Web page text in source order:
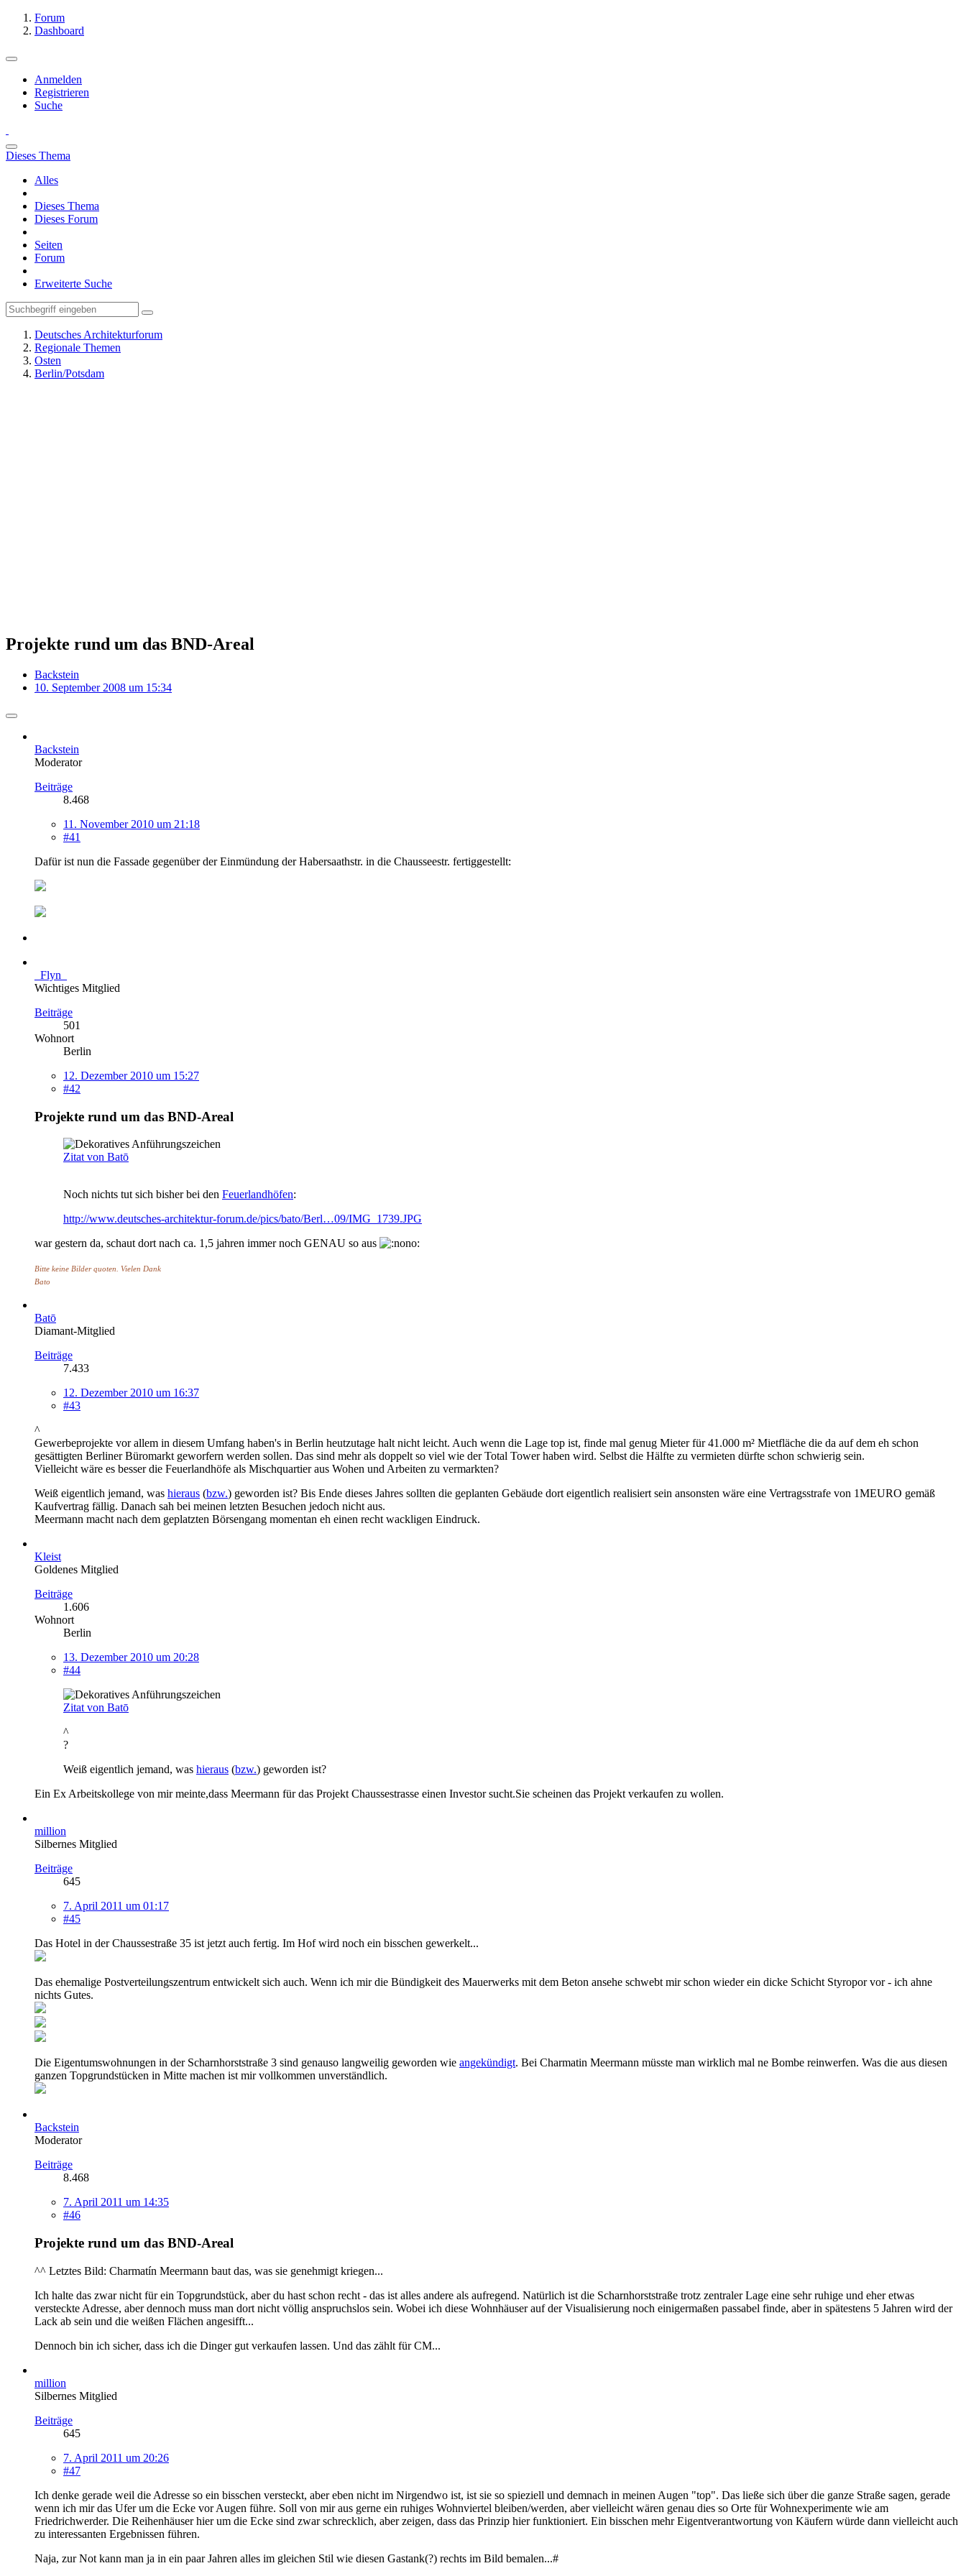
Forum
Dashboard
Anmelden
Registrieren
Suche
Dieses Thema
Alles
Dieses Thema
Dieses Forum
Seiten
Forum
Erweiterte Suche
Deutsches Architekturforum
Regionale Themen
Osten
Berlin/Potsdam
Projekte rund um das BND-Areal
Backstein
10. September 2008 um 15:34
Backstein
Moderator
Beiträge
8.468
11. November 2010 um 21:18
#41
Dafür ist nun die Fassade gegenüber der Einmündung der Habersaathstr. in die Chausseestr. fertiggestellt:
_Flyn_
Wichtiges Mitglied
Beiträge
501
Wohnort
Berlin
12. Dezember 2010 um 15:27
#42
Projekte rund um das BND-Areal
Zitat von Batō
Noch nichts tut sich bisher bei den Feuerlandhöfen:
http://www.deutsches-architektur-forum.de/pics/bato/Berl…09/IMG_1739.JPG
war gestern da, schaut dort nach ca. 1,5 jahren immer noch GENAU so aus
Bitte keine Bilder quoten. Vielen Dank
Bato
Batō
Diamant-Mitglied
Beiträge
7.433
12. Dezember 2010 um 16:37
#43
^
Gewerbeprojekte vor allem in diesem Umfang haben's in Berlin heutzutage halt nicht leicht. Auch wenn die Lage top ist, finde mal genug Mieter für 41.000 m² Mietfläche die da auf dem eh schon
gesättigten Berliner Büromarkt geworfern werden sollen. Das sind mehr als doppelt so viel wie der Total Tower haben wird. Selbst die Hälfte zu vermieten dürfte schon schwierig sein.
Vielleicht wäre es besser die Feuerlandhöfe als Mischquartier aus Wohen und Arbeiten zu vermarkten?
Weiß eigentlich jemand, was hieraus (bzw.) geworden ist? Bis Ende dieses Jahres sollten die geplanten Gebäude dort eigentlich realisiert sein ansonsten wäre eine Vertragsstrafe von 1MEURO gemäß
Kaufvertrag fällig. Danach sah bei meinen letzten Besuchen jedoch nicht aus.
Meermann macht nach dem geplatzten Börsengang momentan eh einen recht wackligen Eindruck.
Kleist
Goldenes Mitglied
Beiträge
1.606
Wohnort
Berlin
13. Dezember 2010 um 20:28
#44
Zitat von Batō
^
?
Weiß eigentlich jemand, was hieraus (bzw.) geworden ist?
Ein Ex Arbeitskollege von mir meinte,dass Meermann für das Projekt Chaussestrasse einen Investor sucht.Sie scheinen das Projekt verkaufen zu wollen.
million
Silbernes Mitglied
Beiträge
645
7. April 2011 um 01:17
#45
Das Hotel in der Chaussestraße 35 ist jetzt auch fertig. Im Hof wird noch ein bisschen gewerkelt...
Das ehemalige Postverteilungszentrum entwickelt sich auch. Wenn ich mir die Bündigkeit des Mauerwerks mit dem Beton ansehe schwebt mir schon wieder ein dicke Schicht Styropor vor - ich ahne
nichts Gutes.
Die Eigentumswohnungen in der Scharnhorststraße 3 sind genauso langweilig geworden wie angekündigt. Bei Charmatin Meermann müsste man wirklich mal ne Bombe reinwerfen. Was die aus diesen
ganzen Topgrundstücken in Mitte machen ist mir vollkommen unverständlich.
Backstein
Moderator
Beiträge
8.468
7. April 2011 um 14:35
#46
Projekte rund um das BND-Areal
^^ Letztes Bild: Charmatín Meermann baut das, was sie genehmigt kriegen...
Ich halte das zwar nicht für ein Topgrundstück, aber du hast schon recht - das ist alles andere als aufregend. Natürlich ist die Scharnhorststraße trotz zentraler Lage eine sehr ruhige und eher etwas
versteckte Adresse, aber dennoch muss man dort nicht völlig anspruchslos sein. Wobei ich diese Wohnhäuser auf der Visualisierung noch einigermaßen passabel finde, aber in spätestens 5 Jahren wird der
Lack ab sein und die weißen Flächen angesifft...
Dennoch bin ich sicher, dass ich die Dinger gut verkaufen lassen. Und das zählt für CM...
million
Silbernes Mitglied
Beiträge
645
7. April 2011 um 20:26
#47
Ich denke gerade weil die Adresse so ein bisschen versteckt, aber eben nicht im Nirgendwo ist, ist sie so spieziell und demnach in meinen Augen "top". Das ließe sich über die ganze Straße sagen, gerade
wenn ich mir das Ufer um die Ecke vor Augen führe. Soll von mir aus gerne ein ruhiges Wohnviertel bleiben/werden, aber vielleicht wären genau dies so Orte für Wohnexperimente wie am
Friedrichwerder. Die Reihenhäuser hier um die Ecke sind zwar schrecklich, aber zeigen, dass das Prinzip hier funktioniert. Ein bisschen mehr Eigentverantwortung von Käufern würde dann vielleicht auch
zu interessanten Ergebnissen führen.
Naja, zur Not kann man ja in ein paar Jahren alles im gleichen Stil wie diesen Gastank(?) rechts im Bild bemalen...#